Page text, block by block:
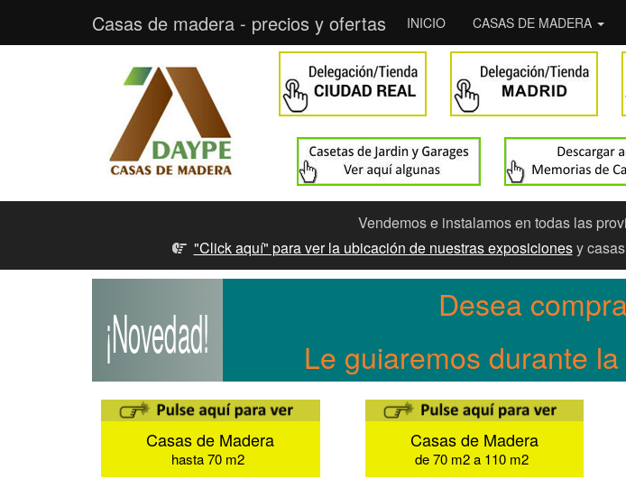
Casas de madera - precios y ofertas INICIO CASAS DE MADERA
Vendemos e instalamos en todas las
"Click aquí" para ver la ubicación de nuestras exposicionesy casas
¡Novedad!
Desea
Le guiaremos durante
Casas de Madera
hasta 70 m2
Casas de Madera
de 70 m2 a 110 m2